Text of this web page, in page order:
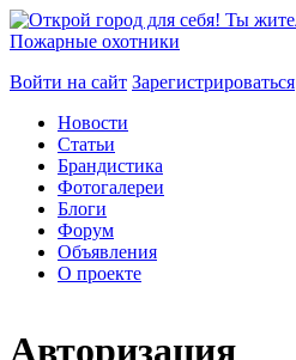
Пожарные охотники
Войти на сайт Зарегистрироваться
Новости
Статьи
Брандистика
Фотогалереи
Блоги
Форум
Объявления
О проекте
Авторизация